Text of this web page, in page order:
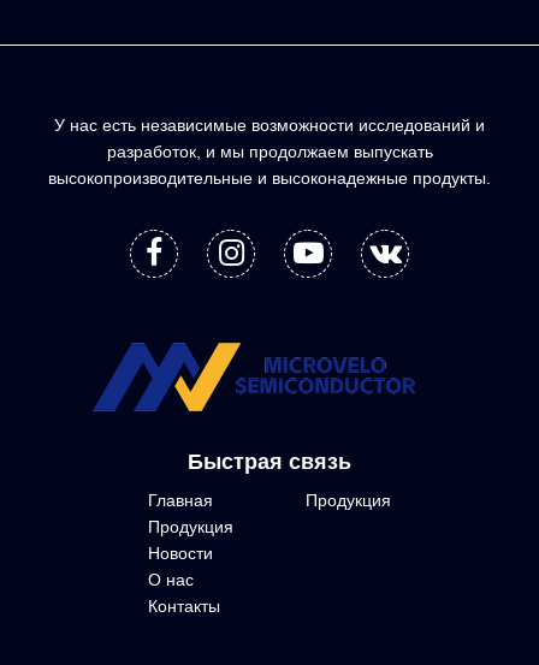
У нас есть независимые возможности исследований и
разработок, и мы продолжаем выпускать
высокопроизводительные и высоконадежные продукты.
Быстрая связь
Главная
Продукция
Новости
О нас
Контакты
Продукция